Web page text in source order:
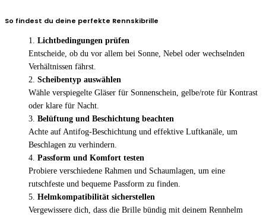
So findest du deine perfekte Rennskibrille
Lichtbedingungen prüfen
Entscheide, ob du vor allem bei Sonne, Nebel oder wechselnden
Verhältnissen fährst.
Scheibentyp auswählen
Wähle verspiegelte Gläser für Sonnenschein, gelbe/rote für Kontrast
oder klare für Nacht.
Belüftung und Beschichtung beachten
Achte auf Antifog-Beschichtung und effektive Luftkanäle, um
Beschlagen zu verhindern.
Passform und Komfort testen
Probiere verschiedene Rahmen und Schaumlagen, um eine
rutschfeste und bequeme Passform zu finden.
Helmkompatibilität sicherstellen
Vergewissere dich, dass die Brille bündig mit deinem Rennhelm